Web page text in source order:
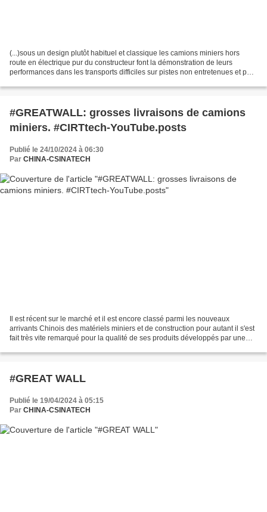
(...)sous un design plutôt habituel et classique les camions miniers hors
route en électrique pur du constructeur font la démonstration de leurs
performances dans les transports difficiles sur pistes non entretenues et par
#GREATWALL: grosses livraisons de camions
miniers. #CIRTtech-YouTube.posts
Publié le 24/10/2024 à 06:30
Par CHINA-CSINATECH
Il est récent sur le marché et il est encore classé parmi les nouveaux
arrivants Chinois des matériels miniers et de construction pour autant il s'est
fait très vite remarqué pour la qualité de ses produits développés par une
#GREAT WALL
Publié le 19/04/2024 à 05:15
Par CHINA-CSINATECH